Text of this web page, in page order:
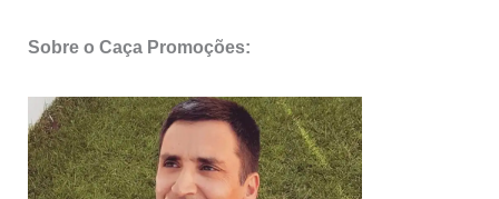
Sobre o Caça Promoções: